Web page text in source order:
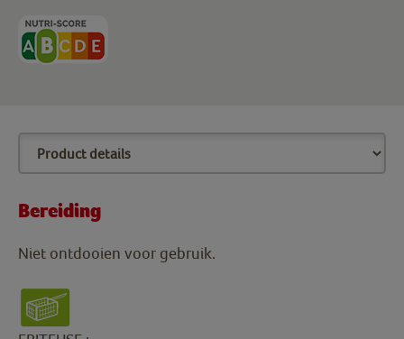
Bereiding
Niet ontdooien voor gebruik.